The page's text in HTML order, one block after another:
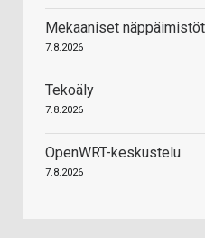
Mekaaniset näppäimistöt
7.8.2026
Tekoäly
7.8.2026
OpenWRT-keskustelu
7.8.2026